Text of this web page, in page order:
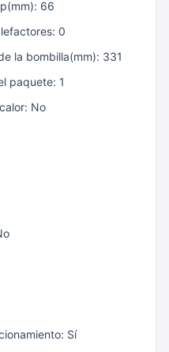
66
0
la bombilla(mm): 331
paquete: 1
No
Sí